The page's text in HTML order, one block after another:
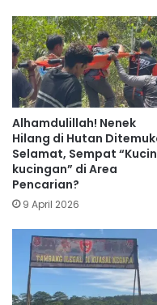
Alhamdulillah! Nenek
Hilang di Hutan
Selamat, Sempat
kucingan” di Area
Pencarian?
9 April 2026